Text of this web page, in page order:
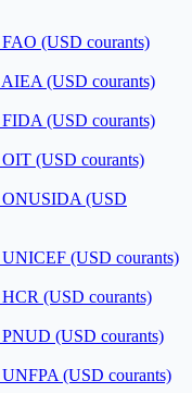
(USD courants)
(USD courants)
(USD courants)
(USD courants)
ONUSIDA (USD
(USD courants)
(USD courants)
(USD courants)
(USD courants)